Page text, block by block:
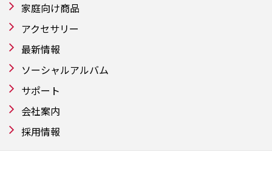
家庭向け商品
アクセサリー
最新情報
ソーシャルアルバム
サポート
会社案内
採用情報